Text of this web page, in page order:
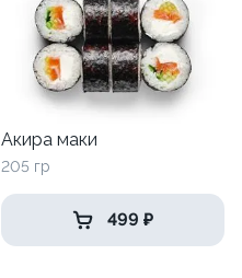
Акира маки
205 гр
499 ₽